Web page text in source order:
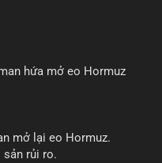
hứa mở eo Hormuz
mở lại eo Hormuz.
sản rủi ro.